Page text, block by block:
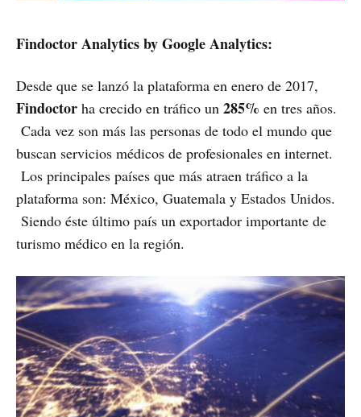
Findoctor Analytics by Google Analytics:
Desde que se lanzó la plataforma en enero de 2017,
Findoctor ha crecido en tráfico un 285% en tres años.
Cada vez son más las personas de todo el mundo que
buscan servicios médicos de profesionales en internet.
Los principales países que más atraen tráfico a la
plataforma son: México, Guatemala y Estados Unidos.
Siendo éste último país un exportador importante de
turismo médico en la región.